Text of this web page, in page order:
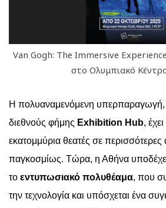
Van Gogh: The Immersive
στο Ολυμπιακό
Η πολυαναμενόμενη υπερπαραγωγή,
διεθνούς φήμης Exhibition Hub,
εκατομμύρια θεατές σε
παγκοσμίως. Τώρα, η Αθήνα
το εντυπωσιακό πολυθέαμα, που
την τεχνολογία και υπόσχεται ένα